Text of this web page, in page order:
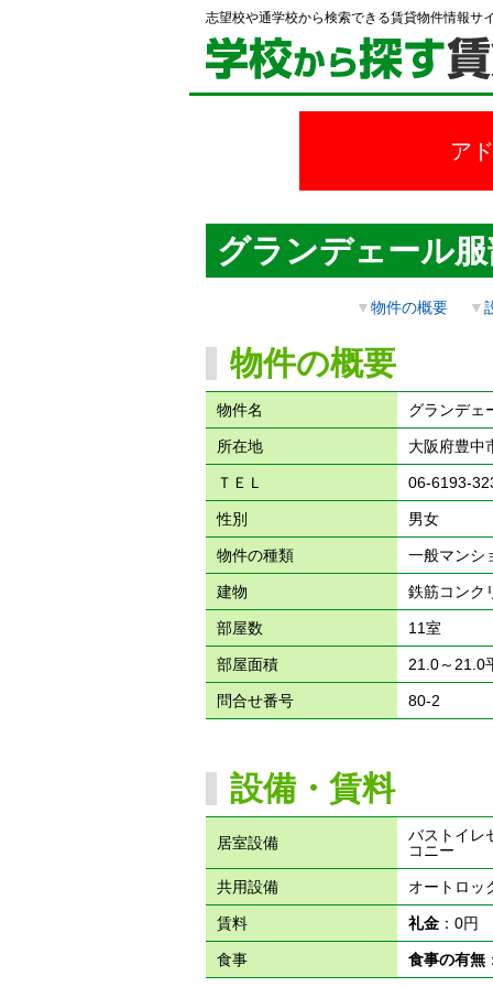
志望校や通学校から検索できる賃貸物件情報サ
ア
グランデェール
▼物件の概要 ▼
物件の概要
物件名 グランデェ
所在地 大阪府豊中
ＴＥＬ 06-6193-
性別 男女
物件の種類 一般マンシ
建物 鉄筋コン
部屋数 11室
部屋面積 21.0～21.0
問合せ番号 80-2
設備・賃料
居室設備
バストイレ
コニー
共用設備 オートロッ
賃料 礼金：0円
食事 食事の有無